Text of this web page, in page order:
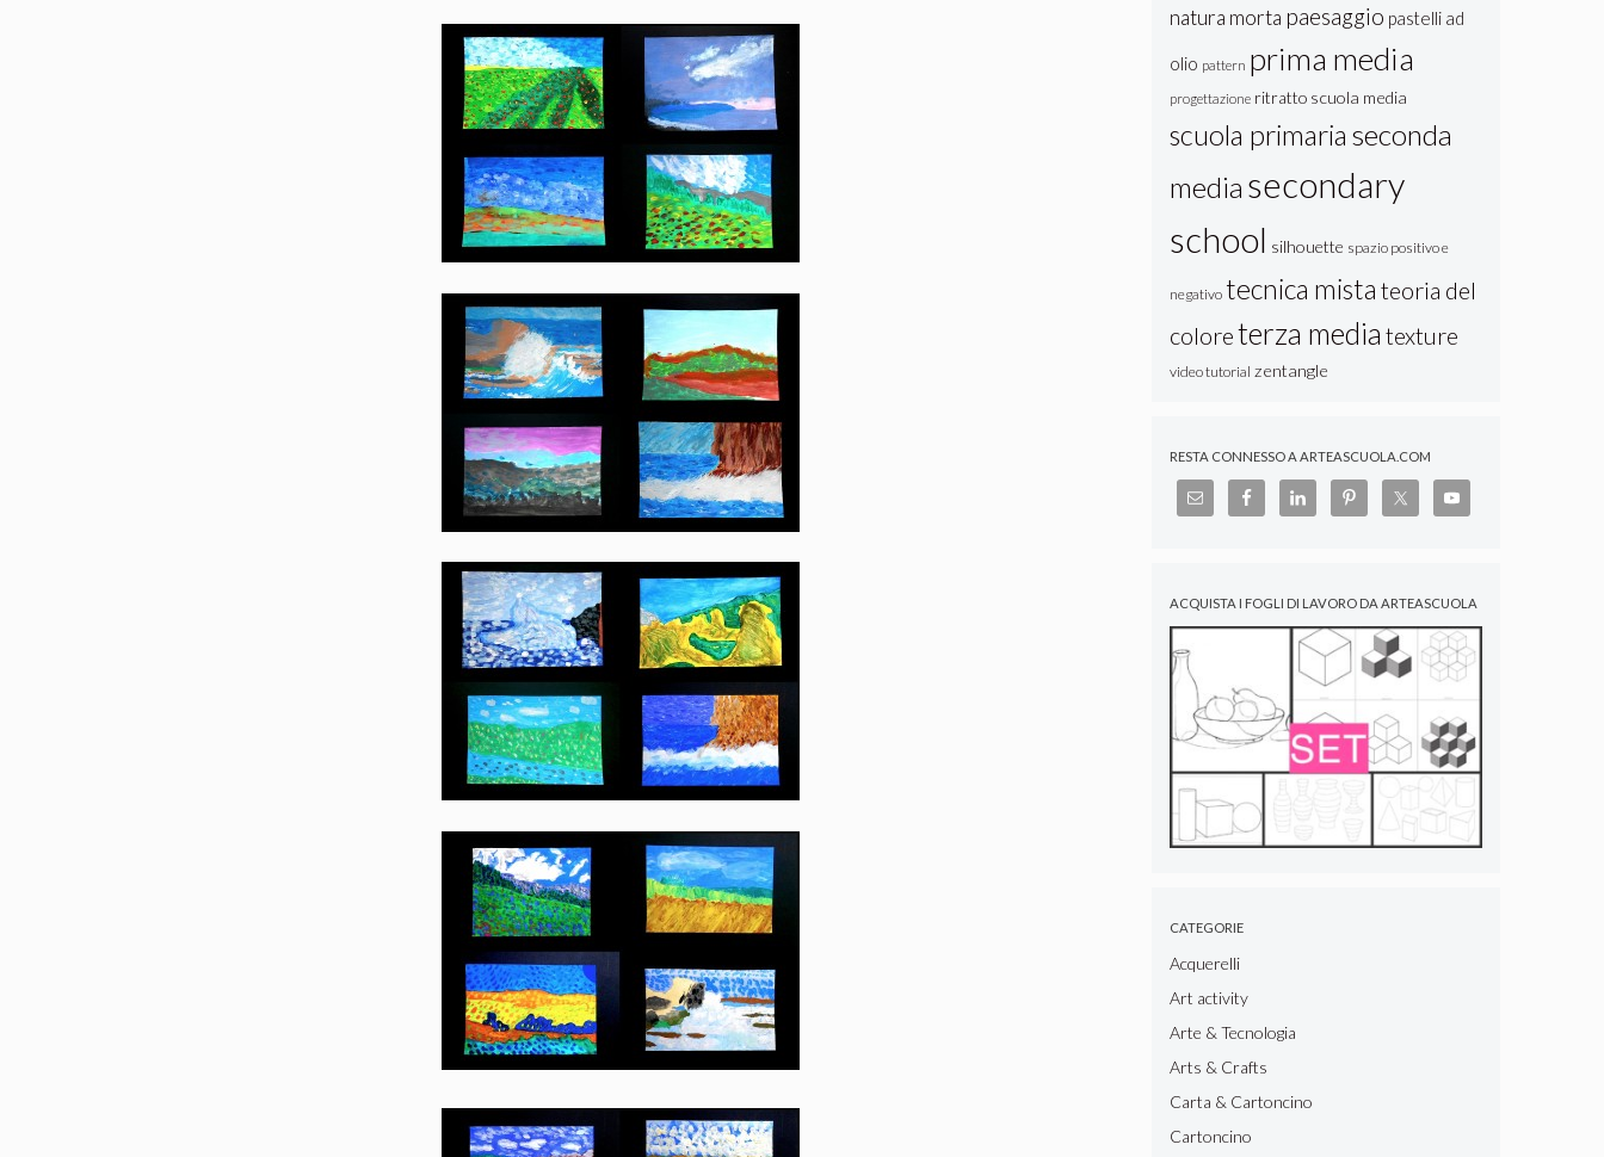
natura morta paesaggio pastelli ad
olio pattern prima media
progettazione ritratto scuola media
scuola primaria seconda
media secondary
school silhouette spazio positivo e
negativo tecnica mista teoria del
coloreterza media texture
video tutorial zentangle
RESTA CONNESSO A ARTEASCUOLA.COM
ACQUISTA I FOGLI DI LAVORO DA ARTEASCUOLA
CATEGORIE
Acquerelli
Art activity
Arte & Tecnologia
Arts & Crafts
Carta & Cartoncino
Cartoncino